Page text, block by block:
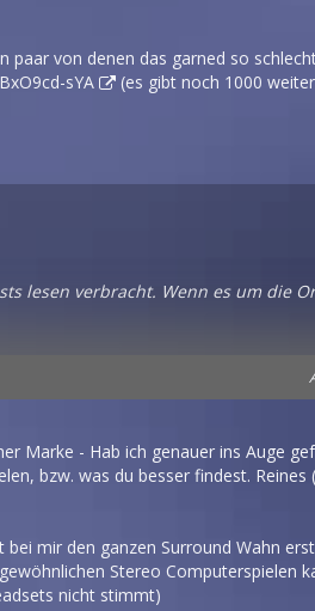
paar von denen das garned so
sYA
(es gibt noch 1000
lesen verbracht. Wenn es um
alleine möglich ist:
Marke - Hab ich genauer ins Auge
bzw. was du besser findest.
mir den ganzen Surround Wahn
Stereo Computerspielen
nicht stimmt)